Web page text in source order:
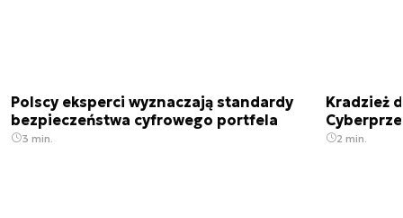
Polscy eksperci wyznaczają standardy
bezpieczeństwa cyfrowego portfela
3 min.
Kradzież
2 min.